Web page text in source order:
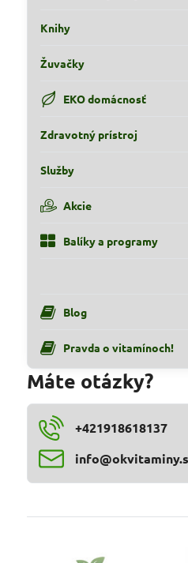
Knihy
Žuvačky
EKO domácnosť
Zdravotný prístroj
Služby
Akcie
Balíky a programy
Blog
Pravda o vitamínoch!
Máte otázky?
+421918618137